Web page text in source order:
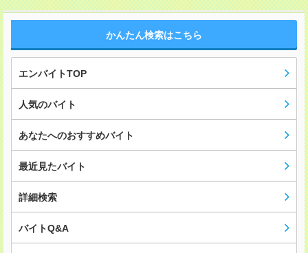
かんたん検索はこちら
エンバイトTOP
人気のバイト
あなたへのおすすめバイト
最近見たバイト
詳細検索
バイトQ&A